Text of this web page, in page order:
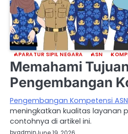
APARATUR SIPIL NEGARA ASN
Memahami
Pengembangan
Pengembangan Kompetensi ASN
meningkatkan kualitas layanan
contohnya di artikel ini.